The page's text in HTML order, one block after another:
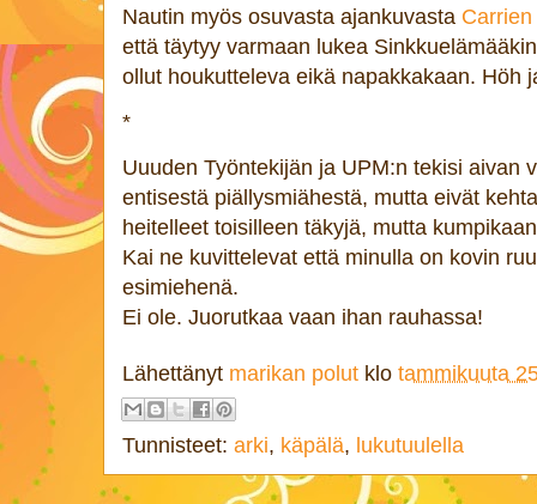
Nautin myös osuvasta ajankuvasta
että täytyy varmaan lukea
ollut houkutteleva eikä napakkakaan. Höh
*
Uuuden Työntekijän ja UPM:n tekisi aivan
entisestä piällysmiähestä, mutta eivät
heitelleet toisilleen täkyjä, mutta
Kai ne kuvittelevat että minulla on kovin
esimiehenä.
Ei ole. Juorutkaa vaan ihan rauhassa!
Lähettänyt marikan polut klo tammikuuta
Tunnisteet: arki, käpälä, lukutuulella